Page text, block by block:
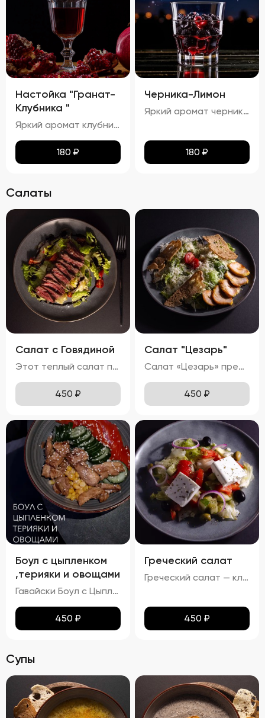
Настойка "Гранат-
Клубника "
Яркий аромат клубники и граната с тонкими нотками сладости. процент спирта в настойке "Гранат-Малина" составляет приблизительно 24,24%.
180 ₽
Черника-Лимон
Яркий аромат черники и лимона с тонкими нотками сладости.процент спирта в настойке "Черника-Лимон" составляет приблизительно 25,81%.
180 ₽
Салаты
Салат с Говядиной
Этот теплый салат поражает своим сочетанием вкусов и ароматов. Кусочки сочной говядины гармонично дополняются мягкими ломтиками баклажанов и спелых помидоров. Равномерно распределённый по поверхности сыра мармезан придаёт блюду изысканную пикантность. Вкус салата насыщен теплом, где каждая составляющая играет свою роль: солоноватая говядина, кислинка помидоров и пряная нотка баклажанов создают идеальный баланс. Ароматы жареной говядины и баклажанов наполняют блюдо особым шармом. Консистенция салата остаётся мягкой благодаря нежному мясу и тушеным овощам, при этом плавленный сыр мармезан добавляет приятного сливочного оттенка.
450 ₽
Салат "Цезарь"
Салат «Цезарь» представляет собой гармоничное сочетание свежих ингредиентов, создающих неповторимый вкусовой ансамбль. Ярко-зелёные листья салата формируют основу блюда, дополняясь сочными красными помидорами черри и золотистыми гренками. Тонкий слой пармезана равномерно покрывает салат, придавая ему пикантность. Вкусовая палитра раскрывается легким вкусом с нотками чеснока и лимона, а куриное филе добавляет блюду нежную структуру и насыщенный аромат. Помидоры черри радуют своей сладостью и сочностью, подчеркивая свежесть всего салата. Хрустящие гренки завершают композицию, добавляя приятную текстуру. Аромат блюда сочетает в себе свежие ноты зелени, чесночную остроту и теплые оттенки куриного мяса.
450 ₽
Боул с цыпленком
,терияки и овощами
Гавайски Боул с Цыпленком от Бренд Шефа
450 ₽
Греческий салат
Греческий салат — классика средиземноморской кухни, олицетворяющий солнце Греции и щедрость природы. Этот салат привлекает своей простотой и ярким вкусом, идеально гармонируя с любыми блюдами. Его насыщенный аромат свежих овощей, насыщенный вкус сыра Фета и приятное послевкусие черных маслин создадут атмосферу уютного отдыха на берегу моря.
450 ₽
Супы